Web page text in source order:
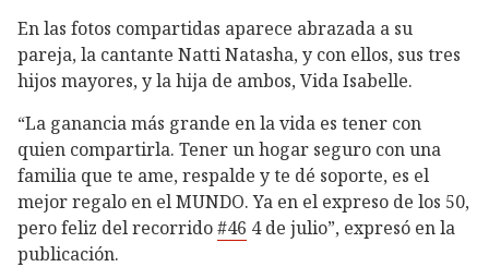
En las fotos compartidas aparece abrazada a su
pareja, la cantante Natti Natasha, y con ellos, sus tres
hijos mayores, y la hija de ambos, Vida Isabelle.
“La ganancia más grande en la vida es tener con
quien compartirla. Tener un hogar seguro con una
familia que te ame, respalde y te dé soporte, es el
mejor regalo en el MUNDO. Ya en el expreso de los 50,
pero feliz del recorrido#46 4 de julio”, expresó en la
publicación.